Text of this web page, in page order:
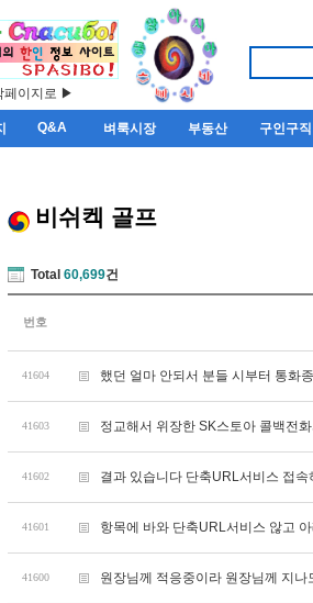
페이지로 ▶
Q&A 벼룩시장 부동산 구인구직
비쉬켁 골프
Total 60,699건
번호
41604 했던 얼마 안되서 분들 시부터 통화
41603 정교해서 위장한 SK스토아 콜백전
41602 결과 있습니다 단축URL서비스 접
41601 항목에 바와 단축URL서비스 않고
41600 원장님께 적응중이라 원장님께 지